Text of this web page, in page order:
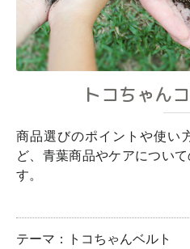
トコちゃん
商品選びのポイントや使い
ど、青葉商品やケアについ
す。
テーマ：トコちゃんベルト